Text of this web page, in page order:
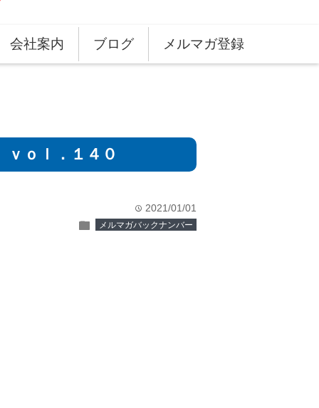
会社案内 ブログ メルマガ登録
ｏｌ．１４０
time 2021/01/01
folder メルマガバックナンバー